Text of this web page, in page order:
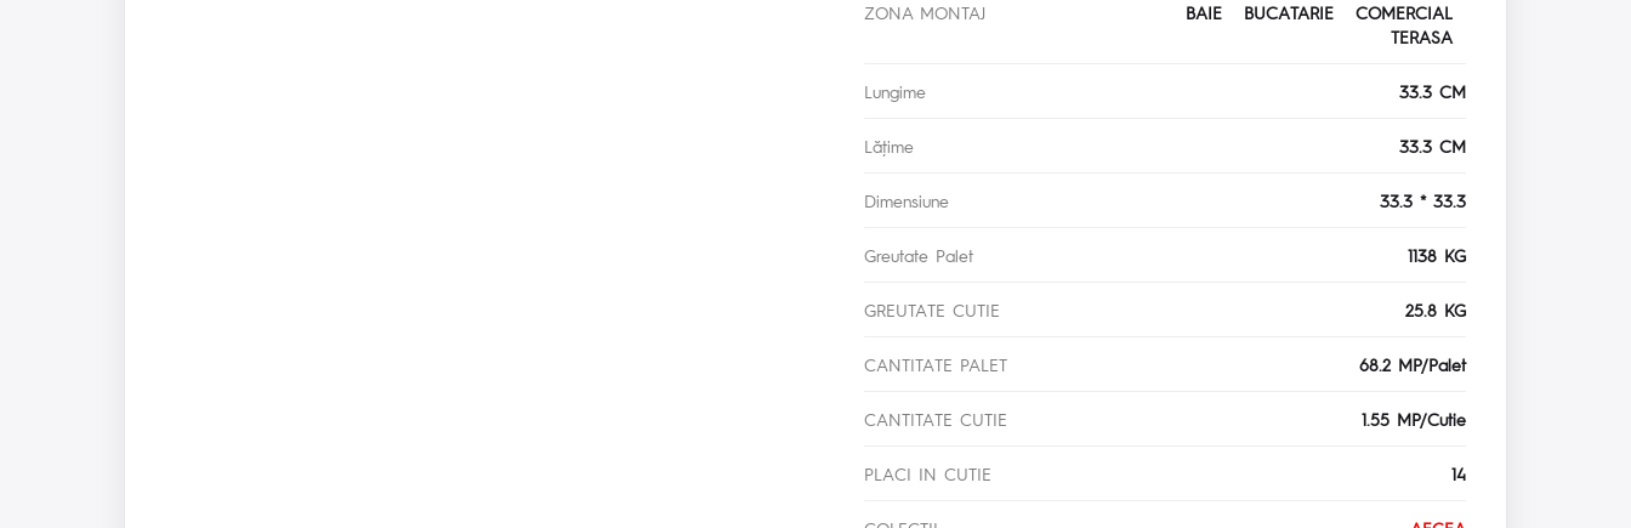
ZONA MONTAJ
BAIE BUCATARIE COMERCIAL
TERASA
Lungime 33.3 CM
Lăţime 33.3 CM
Dimensiune 33.3 * 33.3
Greutate Palet 1138 KG
GREUTATE CUTIE 25.8 KG
CANTITATE PALET 68.2 MP/Palet
CANTITATE CUTIE 1.55 MP/Cutie
PLACI IN CUTIE 14